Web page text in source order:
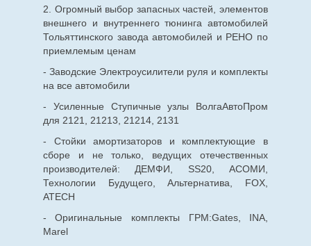
2. Огромный выбор запасных частей, элементов
внешнего и внутреннего тюнинга автомобилей
Тольяттинского завода автомобилей и РЕНО по
приемлемым ценам
- Заводские Электроусилители руля и комплекты
на все автомобили
- Усиленные Ступичные узлы ВолгаАвтоПром
для 2121, 21213, 21214, 2131
- Стойки амортизаторов и комплектующие в
сборе и не только, ведущих отечественных
производителей: ДЕМФИ, SS20, АСОМИ,
Технологии Будущего, Альтернатива, FOX,
ATECH
- Оригинальные комплекты ГРМ:Gates, INA,
Marel